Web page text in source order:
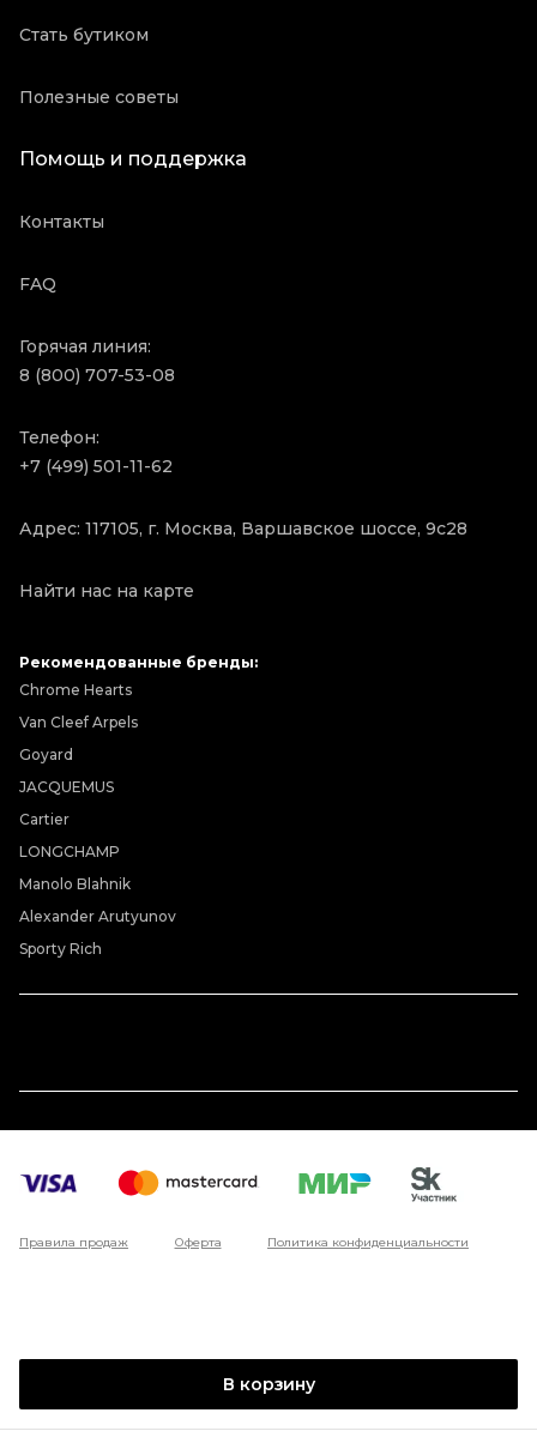
В корзину
Стать бутиком
Полезные советы
Помощь и поддержка
Контакты
FAQ
Горячая линия:
8 (800) 707-53-08
Телефон:
+7 (499) 501-11-62
Адрес: 117105, г. Москва, Варшавское шоссе, 9с28
Найти нас на карте
Рекомендованные бренды:
Chrome Hearts
Van Cleef Arpels
Goyard
JACQUEMUS
Cartier
LONGCHAMP
Manolo Blahnik
Alexander Arutyunov
Sporty Rich
Правила продаж Оферта Политика конфиденциальности